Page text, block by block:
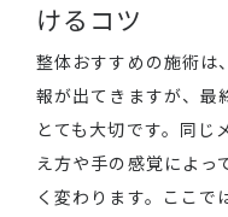
けるコツ
整体おすすめの施術は
報が出てきますが、最
とても大切です。同じ
え方や手の感覚によっ
く変わります。ここで